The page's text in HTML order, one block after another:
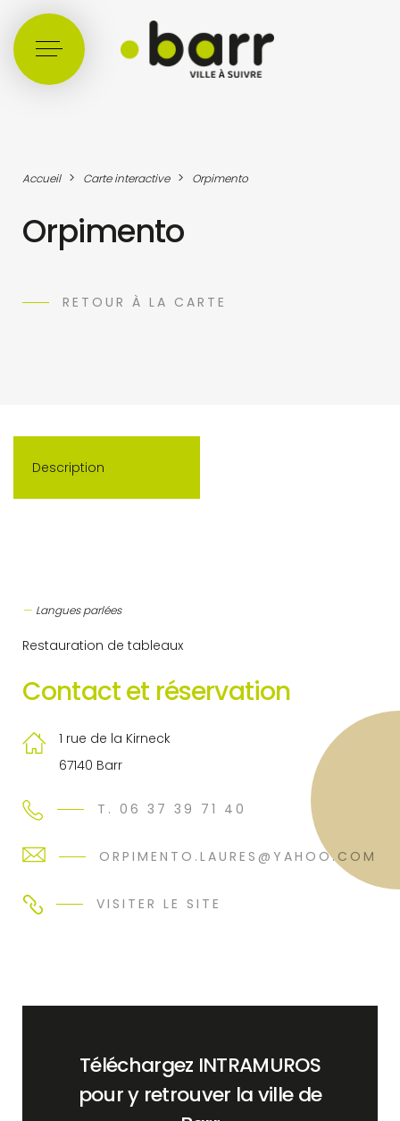
Accueil > Carte interactive > Orpimento
Orpimento
RETOUR À LA CARTE
Description
Langues parlées
Restauration de tableaux
Contact et réservation
1 rue de la Kirneck
67140 Barr
T. 06 37 39 71 40
ORPIMENTO.LAURES@YAHOO.COM
VISITER LE SITE
Téléchargez INTRAMUROS
pour y retrouver la ville de